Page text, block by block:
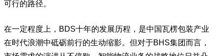
可行的路径。
在一定程度上，BDS十年的发展历程，是中国瓦楞包装产业
在时代浪潮中砥砺前行的生动缩影。但对于BHS集团而言，